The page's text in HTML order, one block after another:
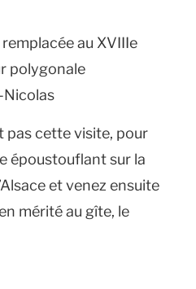
au XVIIIe
polygonale
Nicolas
pas cette visite, pour
époustouflant sur la
et venez ensuite
mérité au gîte, le